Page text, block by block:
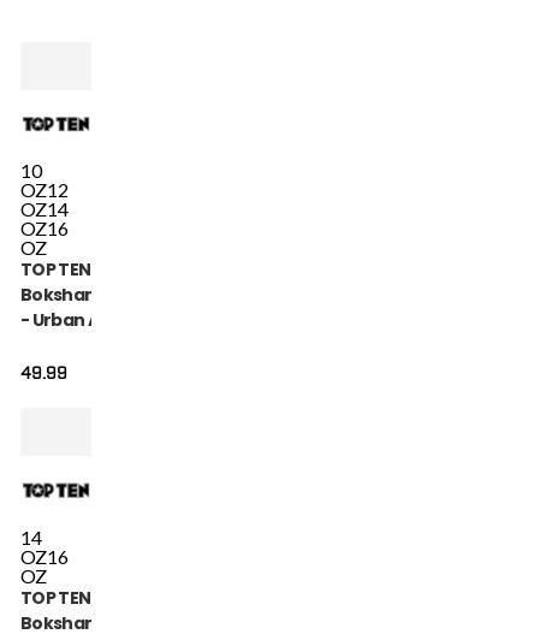
10
OZ12
OZ14
OZ16
OZ
TOP TEN
Bokshandschoen
- Urban Arts -
49.99
14
OZ16
OZ
TOP TEN
Bokshandschoen